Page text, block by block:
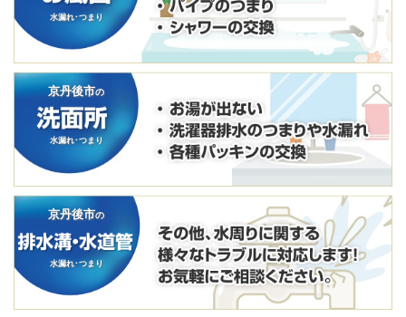
水漏れ･つまり
京丹後市の
水漏れ･つまり
京丹後市の
水漏れ･つまり